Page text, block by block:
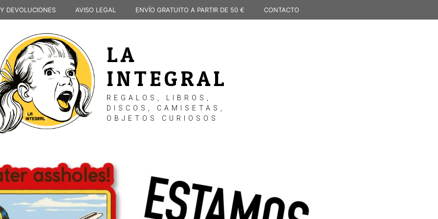
DEVOLUCIONES AVISO LEGAL ENVÍO GRATUITO A PARTIR DE 50 € CONTACTO
LA
INTEGRAL
REGALOS, LIBROS,
DISCOS, CAMISETAS,
OBJETOS CURIOSOS